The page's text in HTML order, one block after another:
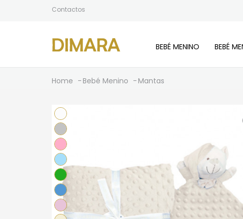
Contactos
BEBÉ MENINO BEBÉ
Home Bebé Menino Mantas